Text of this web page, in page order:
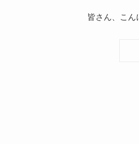
皆さん、こ